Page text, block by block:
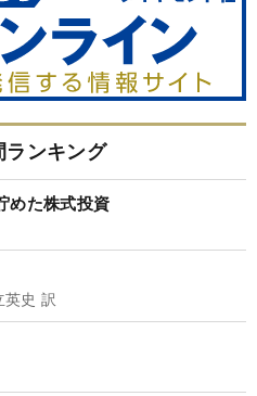
ランキング
めた株式投資
史 訳